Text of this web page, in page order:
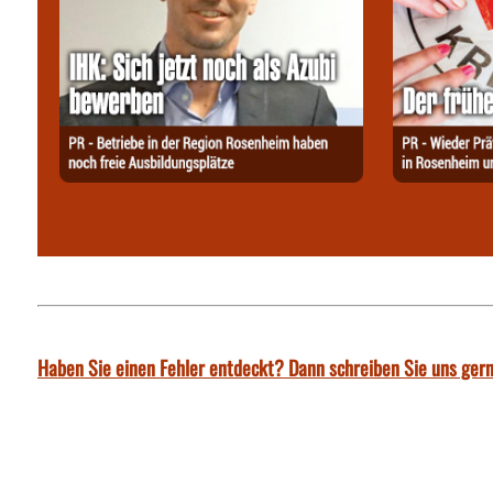
Haben Sie einen Fehler entdeckt? Dann schreiben Sie uns